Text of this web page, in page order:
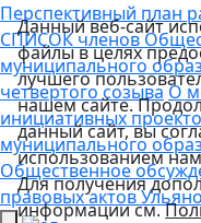
Перспективный план
СПИСОК членов
муниципального
четвертого созываО
инициативных
муниципального
Общественное
правовых актов
Данный веб-сайт
файлы в целях
лучшего
нашем сайте.
данный сайт, вы
использованием
Для получения
информации см.